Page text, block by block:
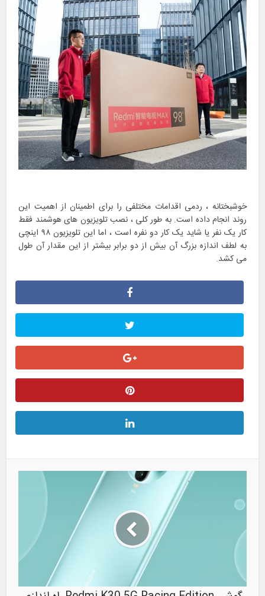
خوشبختانه ، ردمی اقدامات مختلفی را برای اطمینان از اهمیت این
روند انجام داده است. به طور کلی ، نصب تلویزیون های هوشمند فقط
کار یک نفر یا شاید یک کار دو نفره است ، اما این تلویزیون ۹۸ اینچی
به لطف اندازه بزرگ آن بیش از دو برابر بیشتر از این مقدار آن طول
می کشد.